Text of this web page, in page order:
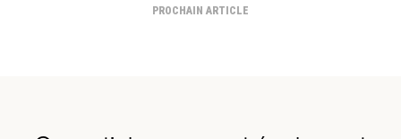
PROCHAIN ARTICLE